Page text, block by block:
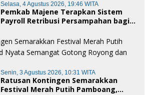
Selasa, 4 Agustus 2026, 19:46 WITA
Pemkab Majene Terapkan Sistem
Payroll Retribusi Persampahan bagi
Publik
Senin, 3 Agustus 2026, 10:31 WITA
Ratusan Kontingen Semarakkan
Festival Merah Putih Pamboang,